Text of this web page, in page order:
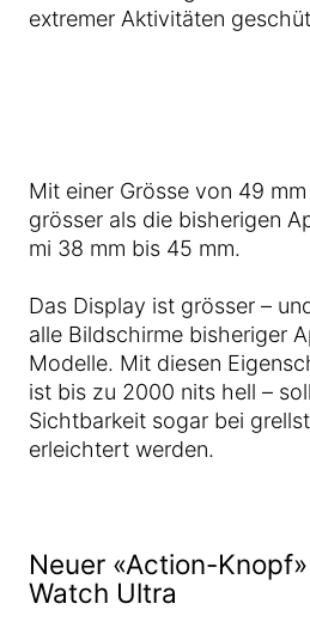
extremer Aktivitäten
Mit einer Grösse von 49
grösser als die bisherigen
mi 38 mm bis 45 mm.
Das Display ist grösser –
alle Bildschirme bisheriger
Modelle. Mit diesen
ist bis zu 2000 nits hell –
Sichtbarkeit sogar bei
erleichtert werden.
Neuer «Action-
Watch Ultra